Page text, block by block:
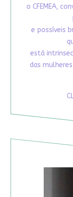
o CFEMEA,
e possíveis
está
das